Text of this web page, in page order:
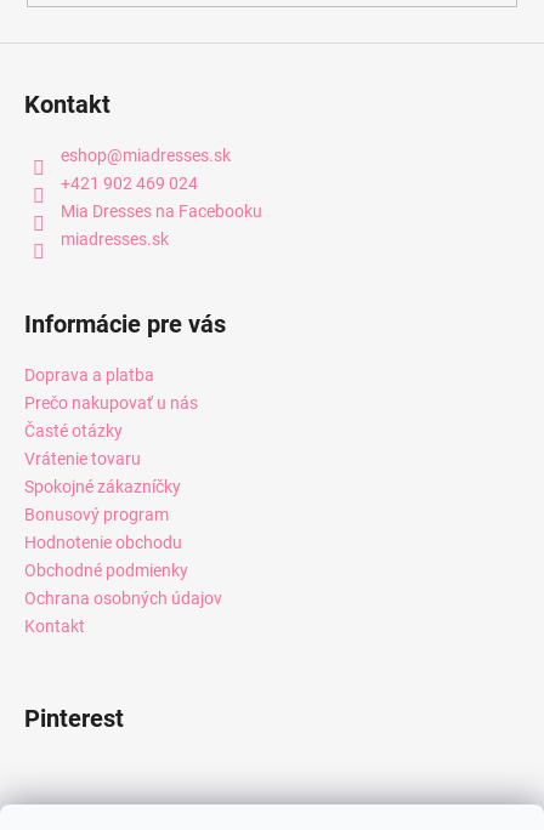
Kontakt
eshop@miadresses.sk
+421 902 469 024
Mia Dresses na Facebooku
miadresses.sk
Informácie pre vás
Doprava a platba
Prečo nakupovať u nás
Časté otázky
Vrátenie tovaru
Spokojné zákazníčky
Bonusový program
Hodnotenie obchodu
Obchodné podmienky
Ochrana osobných údajov
Kontakt
Pinterest